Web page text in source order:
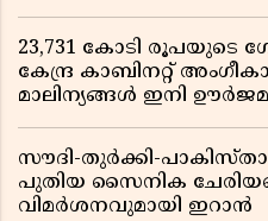
23,731 കോടി രൂപയുടെ
കേന്ദ്ര കാബിനറ്റ്
മാലിന്യങ്ങൾ ഇനി
സൗദി-തുർക്കി-
പുതിയ സൈനിക
വിമർശനവുമായി ഇറാൻ